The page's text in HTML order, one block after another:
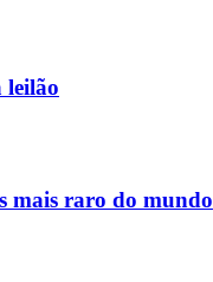
leilão
mais raro do mundo